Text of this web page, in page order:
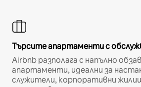
Търсите апартаменти с
Airbnb разполага с напълно
апартаменти, идеални за
служители, корпоративни